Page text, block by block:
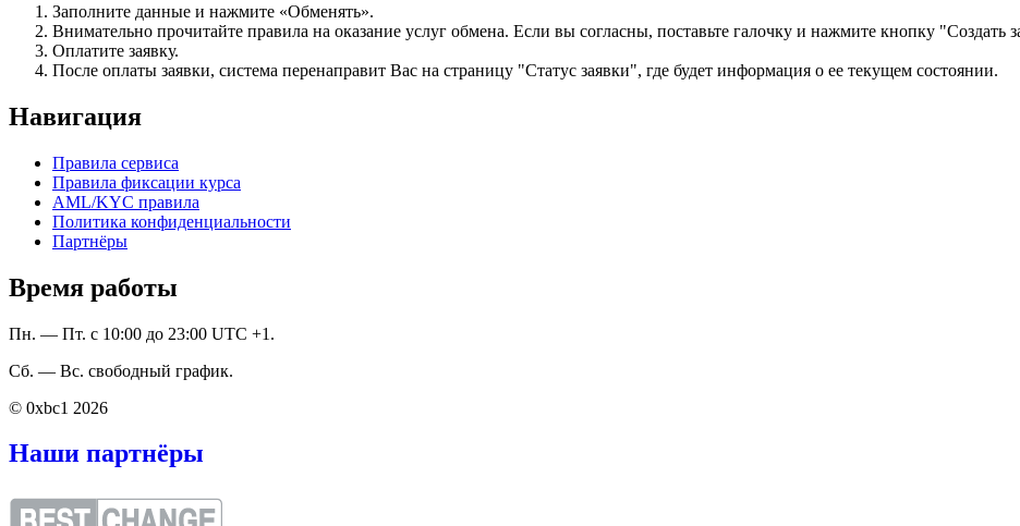
Заполните данные и нажмите «Обменять».
Внимательно прочитайте правила на оказание услуг обмена. Если вы согласны, поставьте галочку и нажмите кнопку "Создать
Оплатите заявку.
После оплаты заявки, система перенаправит Вас на страницу "Статус заявки", где будет информация о ее текущем состоянии.
Навигация
Правила сервиса
Правила фиксации курса
AML/KYC правила
Политика конфиденциальности
Партнёры
Время работы
Пн. — Пт. с 10:00 до 23:00 UTC +1.
Сб. — Вс. свободный график.
© 0xbc1 2026
Наши партнёры